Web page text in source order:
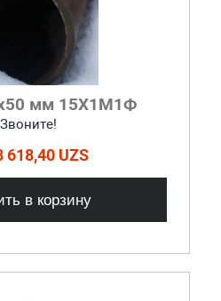
мм 15Х1М1Ф
618,40 UZS
в корзину